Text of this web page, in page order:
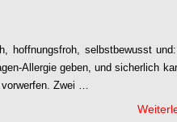
hoffnungsfroh, selbstbewusst
Allergie geben, und sicherlich
vorwerfen. Zwei …